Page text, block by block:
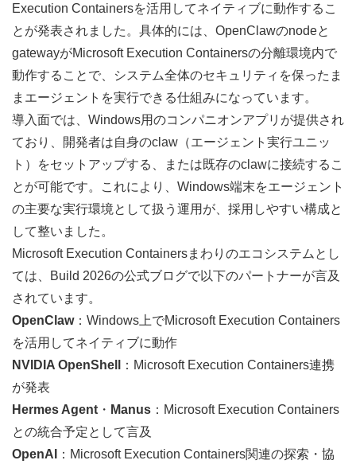
Execution Containersを活用してネイティブに動作するこ
とが発表されました。具体的には、OpenClawのnodeと
gatewayがMicrosoft Execution Containersの分離環境内で
動作することで、システム全体のセキュリティを保ったま
まエージェントを実行できる仕組みになっています。
導入面では、Windows用のコンパニオンアプリが提供され
ており、開発者は自身のclaw（エージェント実行ユニッ
ト）をセットアップする、または既存のclawに接続するこ
とが可能です。これにより、Windows端末をエージェント
の主要な実行環境として扱う運用が、採用しやすい構成と
して整いました。
Microsoft Execution Containersまわりのエコシステムとし
ては、Build 2026の公式ブログで以下のパートナーが言及
されています。
OpenClaw：Windows上でMicrosoft Execution Containers
を活用してネイティブに動作
NVIDIA OpenShell
：Microsoft Execution Containers連携
が発表
Hermes Agent ・ Manus ：Microsoft Execution Containers
との統合予定として言及
OpenAI
：Microsoft Execution Containers関連の探索・協